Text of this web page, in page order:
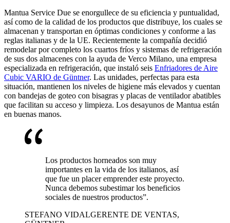
Mantua Service Due se enorgullece de su eficiencia y puntualidad,
así como de la calidad de los productos que distribuye, los cuales se
almacenan y transportan en óptimas condiciones y conforme a las
reglas italianas y de la UE. Recientemente la compañía decidió
remodelar por completo los cuartos fríos y sistemas de refrigeración
de sus dos almacenes con la ayuda de Verco Milano, una empresa
especializada en refrigeración, que instaló seis Enfriadores de Aire
Cubic VARIO de Güntner. Las unidades, perfectas para esta
situación, mantienen los niveles de higiene más elevados y cuentan
con bandejas de goteo con bisagras y placas de ventilador abatibles
que facilitan su acceso y limpieza. Los desayunos de Mantua están
en buenas manos.
Los productos horneados son muy
importantes en la vida de los italianos, así
que fue un placer emprender este proyecto.
Nunca debemos subestimar los beneficios
sociales de nuestros productos”.
STEFANO VIDALGERENTE DE VENTAS,